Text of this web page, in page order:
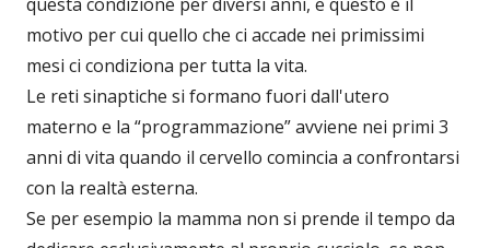
motivo per cui quello che ci accade nei primissimi
mesi ci condiziona per tutta la vita.
Le reti sinaptiche si formano fuori dall'utero
materno e la “programmazione” avviene nei primi 3
anni di vita quando il cervello comincia a confrontarsi
con la realtà esterna.
Se per esempio la mamma non si prende il tempo da